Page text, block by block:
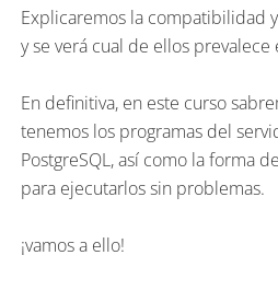
Explicaremos la compatibilidad
y se verá cual de ellos prevalece
En definitiva, en este curso
tenemos los programas del
PostgreSQL, así como la forma
para ejecutarlos sin problemas.
¡vamos a ello!